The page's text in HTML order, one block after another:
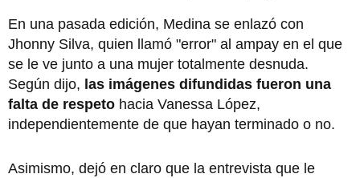
En una pasada edición, Medina se enlazó con
Jhonny Silva, quien llamó "error" al ampay en el que
se le ve junto a una mujer totalmente desnuda.
Según dijo, las imágenes difundidas fueron una
falta de respeto hacia Vanessa López,
independientemente de que hayan terminado o no.
Asimismo, dejó en claro que la entrevista que le